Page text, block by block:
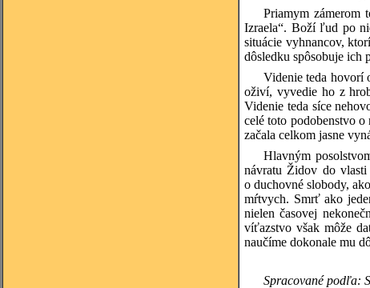
Priamym zámerom
Izraela“. Boží ľud po
situácie vyhnancov,
dôsledku spôsobuje ich
Videnie teda hovorí
oživí, vyvedie ho z
Videnie teda síce
celé toto podobenstvo
začala celkom jasne
Hlavným
návratu Židov do
o duchovné slobody,
mŕtvych. Smrť ako
nielen časovej
víťazstvo však môže
naučíme dokonale mu
Spracované podľa: